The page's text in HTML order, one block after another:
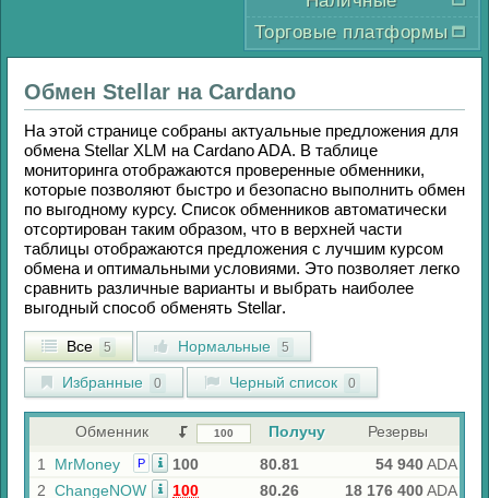
Торговые платформы
Обмен Stellar на Cardano
На этой странице собраны актуальные предложения для
обмена Stellar XLM на Cardano ADA. В таблице
мониторинга отображаются проверенные обменники,
которые позволяют быстро и безопасно выполнить обмен
по выгодному курсу. Список обменников автоматически
отсортирован таким образом, что в верхней части
таблицы отображаются предложения с лучшим курсом
обмена и оптимальными условиями. Это позволяет легко
сравнить различные варианты и выбрать наиболее
выгодный способ обменять Stellar.
Все 5 Нормальные 5
Избранные 0 Черный список 0
Обменник Получу
Резервы
1
MrMoney Р 100 80.81 54 940ADA
2 ChangeNOW 100 80.26 18 176 400ADA